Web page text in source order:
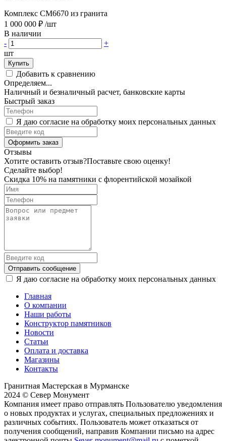
Комплекс CM6670 из гранита
1 000 000 ₽ /шт
В наличии
-
+
шт
Купить
Добавить к сравнению
Определяем...
Наличный и безналичный расчет, банковские карты
Быстрый заказ
Я даю согласие на обработку моих персональных данных
Оформить заказ
Отзывы
Хотите оставить отзыв?Поставьте свою оценку!
Сделайте выбор!
Скидка 10% на памятники с флорентийской мозайкой
Отправить сообщение
Я даю согласие на обработку моих персональных данных
Главная
О компании
Наши работы
Конструктор памятников
Новости
Статьи
Оплата и доставка
Магазины
Контакты
Гранитная Мастерская в Мурманске
2024 © Север Монумент
Компания имеет право отправлять Пользователю уведомления
о новых продуктах и услугах, специальных предложениях и
различных событиях. Пользователь может отказаться от
получения сообщений, направив Компании письмо на адрес